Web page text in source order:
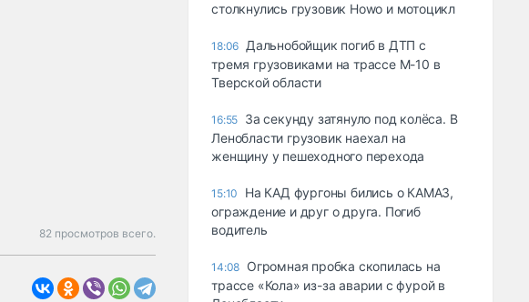
82 просмотров всего.
столкнулись грузовик Howo и мотоцикл
18:06 Дальнобойщик погиб в ДТП с
тремя грузовиками на трассе М-10 в
Тверской области
16:55 За секунду затянуло под колёса. В
Ленобласти грузовик наехал на
женщину у пешеходного перехода
15:10
На КАД фургоны бились о КАМАЗ,
ограждение и друг о друга. Погиб
водитель
14:08 Огромная пробка скопилась на
трассе «Кола» из-за аварии с фурой в